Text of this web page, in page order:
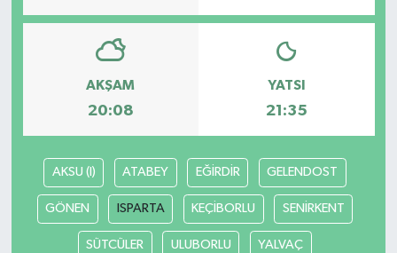
AKŞAM
20:08
YATSI
21:35
AKSU (I) ATABEY EĞİRDİR GELENDOST
GÖNEN ISPARTA KEÇİBORLU SENİRKENT
SÜTCÜLER ULUBORLU YALVAÇ